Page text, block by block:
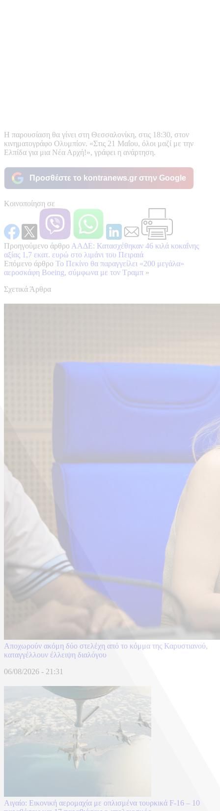
Η παρουσίαση θα γίνει στη Θεσσαλονίκη, στις 18:30, στον
κινηματογράφο Ολυμπίον. «Στις 21 Μαΐου, όλοι μαζί με την
Ελπίδα για μια Νέα Αρχή!», γράφει η ανάρτηση.
Προσθέστε το kontranews.gr στην Google
Κοινοποίηση σε
Προηγούμενο άρθρο ΑΑΔΕ: Κατασχέθηκαν 46 κιλά κοκαΐνης
αξίας 1,7 εκατ. ευρώ στο λιμάνι του Πειραιά
Επόμενο άρθρο Το Πεκίνο θα παραγγείλει «200 μεγάλα»
αεροσκάφη Boeing, σύμφωνα με τον Τραμπ »
Σχετικά Άρθρα
Αποχωρούν ακόμη δύο στελέχη από το κόμμα της Καρυστιανού,
καταγγέλλουν έλλειψη διαλόγου
06/08/2026 - 21:31
Αιγαίο: Εικονική αερομαχία με οπλισμένα τουρκικά F-16 – 10